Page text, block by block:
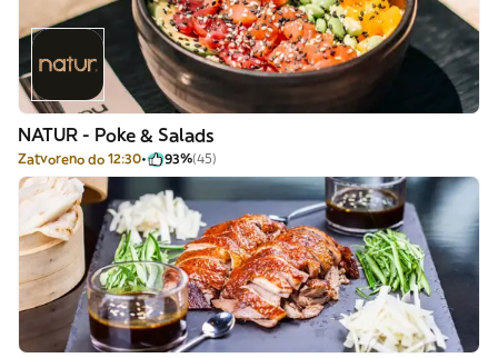
NATUR - Poke & Salads
Zatvoreno do 12:30 93%(45)